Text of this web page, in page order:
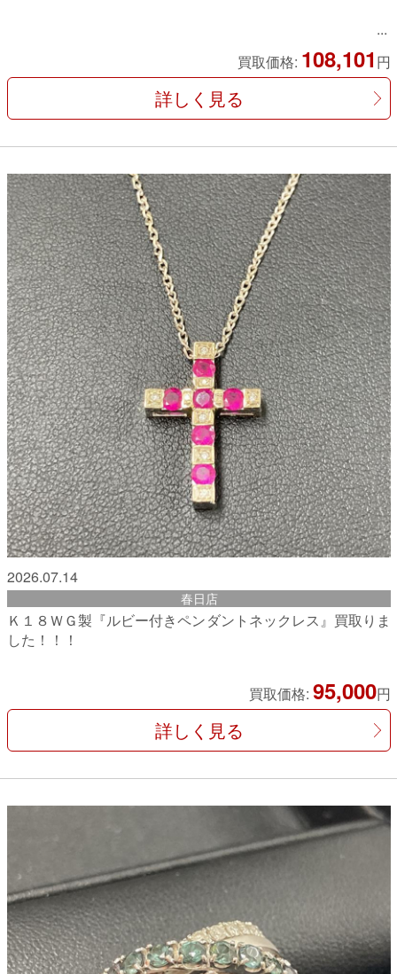
買取価格: 108,101 円
詳しく見る
2026.07.14
春日店
Ｋ１８ＷＧ製『ルビー付きペンダントネックレス』買取りま
した！！！
買取価格: 95,000円
詳しく見る